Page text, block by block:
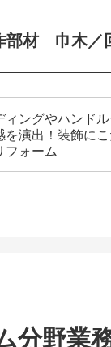
部材 巾木／
ィングやハンド
を演出！装飾に
フォーム
分野業